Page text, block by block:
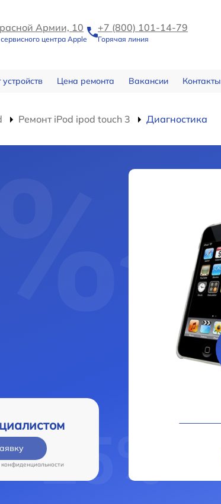
Армии, 10
центра Apple
+7 (800) 101-14-79
Горячая линия
Цена ремонта Вакансии Контакты
Ремонт iPod ipod touch 3 Диагностика